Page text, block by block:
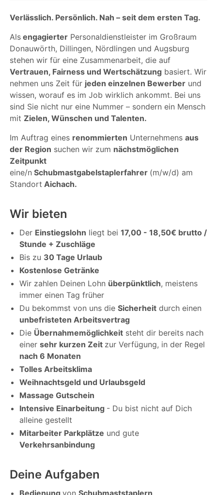
Verlässlich. Persönlich. Nah – seit dem ersten Tag.
Als engagierter Personaldienstleister im Großraum
Donauwörth, Dillingen, Nördlingen und Augsburg
stehen wir für eine Zusammenarbeit, die auf
Vertrauen, Fairness und Wertschätzung basiert. Wir
nehmen uns Zeit für jeden einzelnen Bewerber und
wissen, worauf es im Job wirklich ankommt. Bei uns
sind Sie nicht nur eine Nummer – sondern ein Mensch
mit Zielen, Wünschen und Talenten.
Im Auftrag eines renommierten Unternehmens aus
der Region suchen wir zum nächstmöglichen
Zeitpunkt
eine/n Schubmastgabelstaplerfahrer (m/w/d) am
Standort Aichach.
Wir bieten
Der Einstiegslohn liegt bei 17,00 - 18,50€ brutto /
Stunde + Zuschläge
Bis zu 30 Tage Urlaub
Kostenlose Getränke
Wir zahlen Deinen Lohn überpünktlich, meistens
immer einen Tag früher
Du bekommst von uns die Sicherheit durch einen
unbefristeten Arbeitsvertrag
Die Übernahmemöglichkeit steht dir bereits nach
einer sehr kurzen Zeit zur Verfügung, in der Regel
nach 6 Monaten
Tolles Arbeitsklima
Weihnachtsgeld und Urlaubsgeld
Massage Gutschein
Intensive Einarbeitung - Du bist nicht auf Dich
alleine gestellt
Mitarbeiter Parkplätze und gute
Verkehrsanbindung
Deine Aufgaben